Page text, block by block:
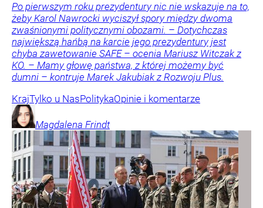
Po pierwszym roku prezydentury nic nie wskazuje na to,
żeby Karol Nawrocki wyciszył spory między dwoma
zwaśnionymi politycznymi obozami. – Dotychczas
największą hańbą na karcie jego prezydentury jest
chyba zawetowanie SAFE – ocenia Mariusz Witczak z
KO. – Mamy głowę państwa, z której możemy być
dumni – kontruje Marek Jakubiak z Rozwoju Plus.
KrajTylko u NasPolitykaOpinie i komentarze
Magdalena Frindt